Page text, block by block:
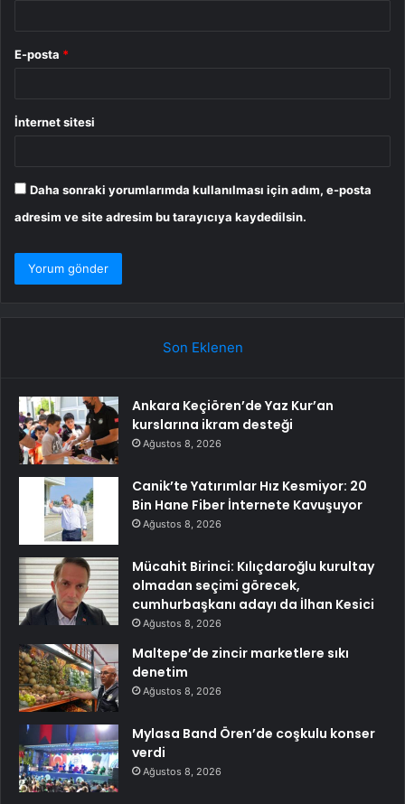
E-posta *
İnternet sitesi
Daha sonraki yorumlarımda kullanılması için adım, e-posta
adresim ve site adresim bu tarayıcıya kaydedilsin.
Son Eklenen
Ankara Keçiören’de Yaz Kur’an
kurslarına ikram desteği
Ağustos 8, 2026
Canik’te Yatırımlar Hız Kesmiyor: 20
Bin Hane Fiber İnternete Kavuşuyor
Ağustos 8, 2026
Mücahit Birinci: Kılıçdaroğlu kurultay
olmadan seçimi görecek,
cumhurbaşkanı adayı da İlhan Kesici
Ağustos 8, 2026
Maltepe’de zincir marketlere sıkı
denetim
Ağustos 8, 2026
Mylasa Band Ören’de coşkulu konser
verdi
Ağustos 8, 2026